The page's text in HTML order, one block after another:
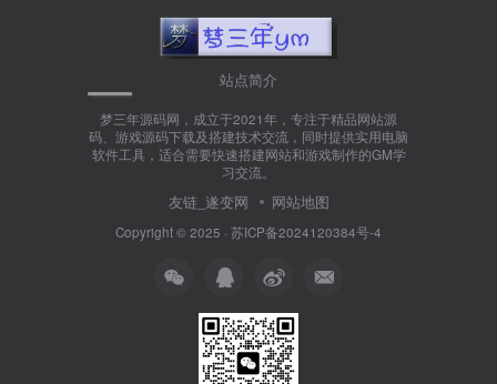
站点简介
梦三年源码网，成立于2021年，专注于精品网站源
码、游戏源码下载及搭建技术交流，同时提供实用电脑
软件工具，适合需要快速搭建网站和游戏制作的GM学
习交流。
友链_遂变网 网站地图
Copyright © 2025 · 苏ICP备2024120384号-4